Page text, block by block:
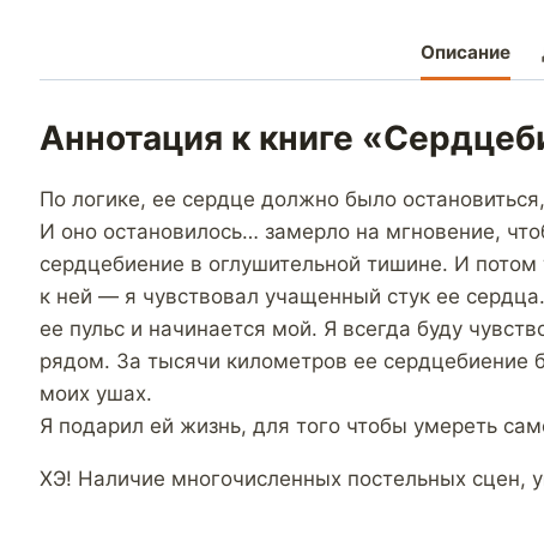
Описание
Аннотация к книге
По логике, ее сердце должно было
И оно остановилось… замерло на мгновение,
сердцебиение в оглушительной тишине. И
к ней — я чувствовал учащенный стук ее
ее пульс и начинается мой. Я всегда буду
рядом. За тысячи километров ее сердцебиение
моих ушах.
Я подарил ей жизнь, для того чтобы умереть
ХЭ! Наличие многочисленных постельных сцен,